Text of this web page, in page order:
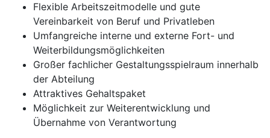
Flexible Arbeitszeitmodelle und gute
Vereinbarkeit von Beruf und Privatleben
Umfangreiche interne und externe Fort- und
Weiterbildungsmöglichkeiten
Großer fachlicher Gestaltungsspielraum innerhalb
der Abteilung
Attraktives Gehaltspaket
Möglichkeit zur Weiterentwicklung und
Übernahme von Verantwortung